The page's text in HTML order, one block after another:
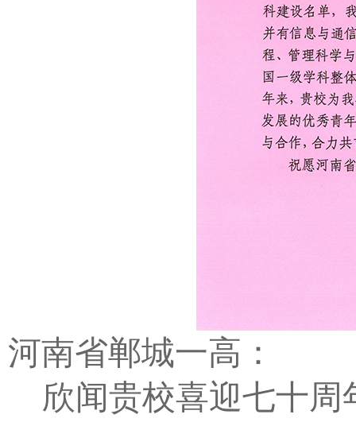
河南省郸城一高：
欣闻贵校喜迎七十